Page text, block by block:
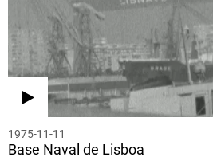
1975-11-11
Base Naval de Lisboa